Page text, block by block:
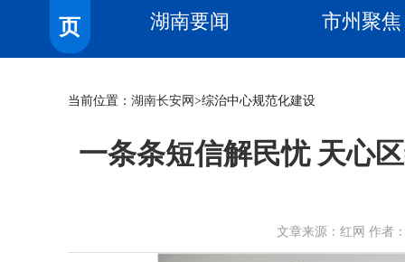
页
湖南要闻
市州聚焦
当前位置： 湖南长安网 >综治中心规范化建设
一条条短信解民忧 天心
文章来源：红网 作者